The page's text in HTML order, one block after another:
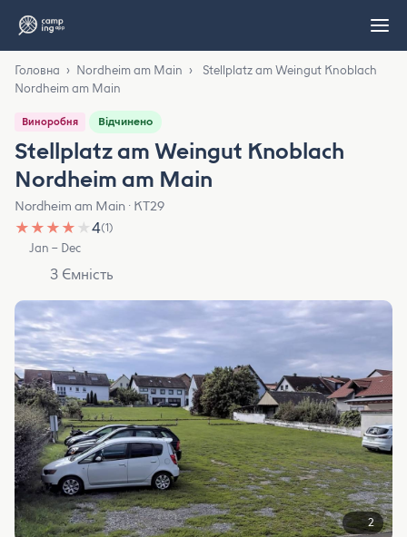
Головна › Nordheim am Main ›
Stellplatz am Weingut Knoblach
Nordheim am Main
Виноробня Відчинено
Stellplatz am Weingut Knoblach
Nordheim am Main
Nordheim am Main · KT29
★ ★ ★ ★ ★4(1)
Jan – Dec
3 Ємність
2